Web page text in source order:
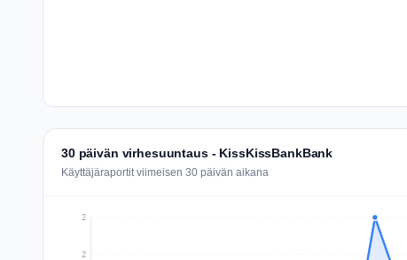
30 päivän virhesuuntaus - KissKissBankBank
Käyttäjäraportit viimeisen 30 päivän aikana
2
2